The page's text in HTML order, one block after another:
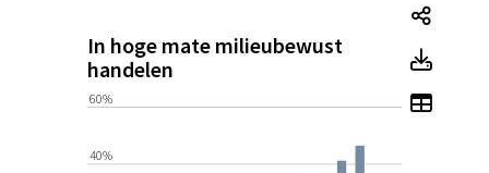
In hoge mate milieubewust
handelen
40%
60%
In
In
Toon